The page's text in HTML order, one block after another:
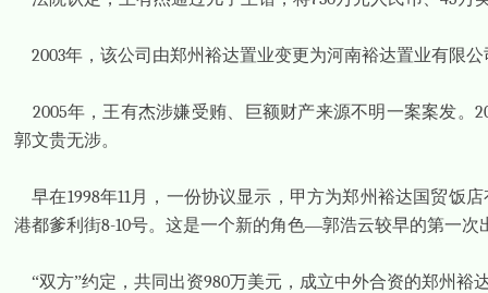
2003年，该公司由郑州裕达置业变更为河南裕达置业有限
2005年，王有杰涉嫌受贿、巨额财产来源不明一案案发。
郭文贵无涉。
早在1998年11月，一份协议显示，甲方为郑州裕达国贸饭
港都爹利街8-10号。这是一个新的角色—郭浩云较早的第一次
“双方”约定，共同出资980万美元，成立中外合资的郑州裕